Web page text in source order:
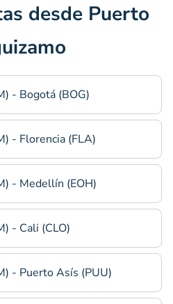
desde Puerto
- Bogotá (BOG)
- Florencia (FLA)
- Medellín (EOH)
- Cali (CLO)
- Puerto Asís (PUU)